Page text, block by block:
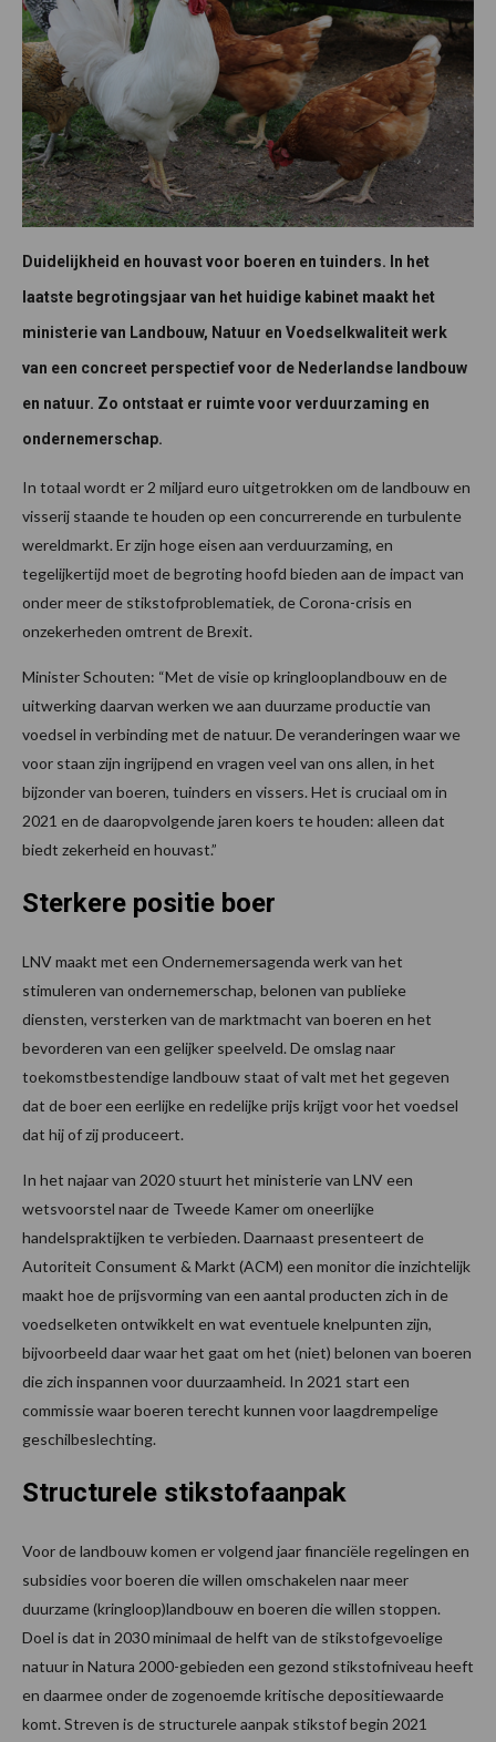
Duidelijkheid en houvast voor boeren en tuinders. In het
laatste begrotingsjaar van het huidige kabinet maakt het
ministerie van Landbouw, Natuur en Voedselkwaliteit werk
van een concreet perspectief voor de Nederlandse landbouw
en natuur. Zo ontstaat er ruimte voor verduurzaming en
ondernemerschap.
In totaal wordt er 2 miljard euro uitgetrokken om de landbouw en
visserij staande te houden op een concurrerende en turbulente
wereldmarkt. Er zijn hoge eisen aan verduurzaming, en
tegelijkertijd moet de begroting hoofd bieden aan de impact van
onder meer de stikstofproblematiek, de Corona-crisis en
onzekerheden omtrent de Brexit.
Minister Schouten: “Met de visie op kringlooplandbouw en de
uitwerking daarvan werken we aan duurzame productie van
voedsel in verbinding met de natuur. De veranderingen waar we
voor staan zijn ingrijpend en vragen veel van ons allen, in het
bijzonder van boeren, tuinders en vissers. Het is cruciaal om in
2021 en de daaropvolgende jaren koers te houden: alleen dat
biedt zekerheid en houvast.”
Sterkere positie boer
LNV maakt met een Ondernemersagenda werk van het
stimuleren van ondernemerschap, belonen van publieke
diensten, versterken van de marktmacht van boeren en het
bevorderen van een gelijker speelveld. De omslag naar
toekomstbestendige landbouw staat of valt met het gegeven
dat de boer een eerlijke en redelijke prijs krijgt voor het voedsel
dat hij of zij produceert.
In het najaar van 2020 stuurt het ministerie van LNV een
wetsvoorstel naar de Tweede Kamer om oneerlijke
handelspraktijken te verbieden. Daarnaast presenteert de
Autoriteit Consument & Markt (ACM) een monitor die inzichtelijk
maakt hoe de prijsvorming van een aantal producten zich in de
voedselketen ontwikkelt en wat eventuele knelpunten zijn,
bijvoorbeeld daar waar het gaat om het (niet) belonen van boeren
die zich inspannen voor duurzaamheid. In 2021 start een
commissie waar boeren terecht kunnen voor laagdrempelige
geschilbeslechting.
Structurele stikstofaanpak
Voor de landbouw komen er volgend jaar financiële regelingen en
subsidies voor boeren die willen omschakelen naar meer
duurzame (kringloop)landbouw en boeren die willen stoppen.
Doel is dat in 2030 minimaal de helft van de stikstofgevoelige
natuur in Natura 2000-gebieden een gezond stikstofniveau heeft
en daarmee onder de zogenoemde kritische depositiewaarde
komt. Streven is de structurele aanpak stikstof begin 2021